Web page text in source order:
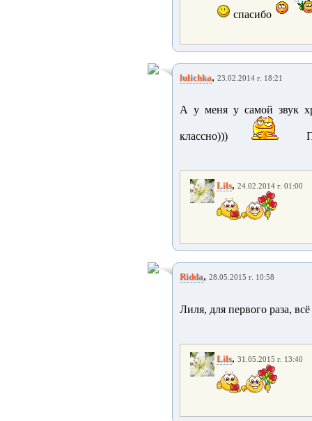
спасибо
lulichka, 23.02.2014 г. 18:21
А у меня у самой звук
классно)))
Lils, 24.02.2014 г. 01:00
Ridda, 28.05.2015 г. 10:58
Лиля, для первого раза,
Lils, 31.05.2015 г. 13:40